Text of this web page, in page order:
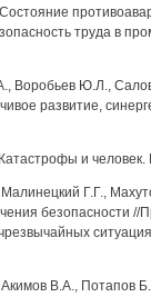
труда в
Воробьев Ю.Л.,
развитие,
и человек.
Г.Г.,
безопасности
В.А., Потапов